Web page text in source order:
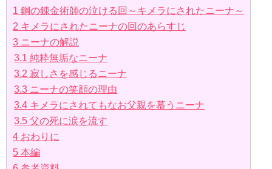
1 鋼の錬金術師の泣ける回～キメラにされたニーナ～
2 キメラにされたニーナの回のあらすじ
3 ニーナの解説
3.1 純粋無垢なニーナ
3.2 寂しさを感じるニーナ
3.3 ニーナの笑顔の理由
3.4 キメラにされてもなお父親を慕うニーナ
3.5 父の死に涙を流す
4 おわりに
5 本編